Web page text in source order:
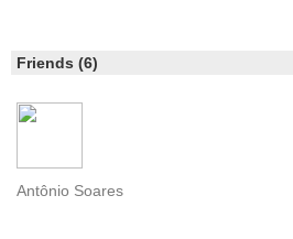
Friends (6)
Antônio Soares